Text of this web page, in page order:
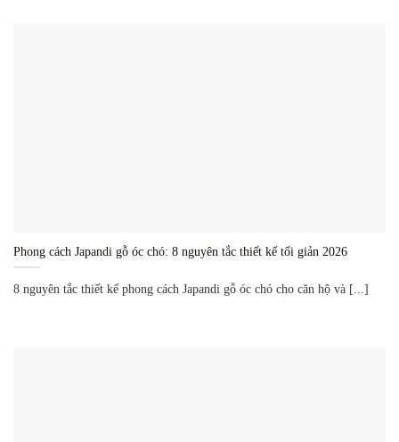
Phong cách Japandi gỗ óc chó: 8 nguyên tắc thiết kế tối giản 2026
8 nguyên tắc thiết kế phong cách Japandi gỗ óc chó cho căn hộ và [...]